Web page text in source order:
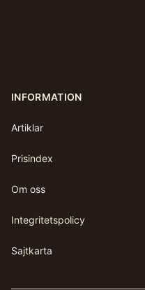
INFORMATION
Artiklar
Prisindex
Om oss
Integritetspolicy
Sajtkarta